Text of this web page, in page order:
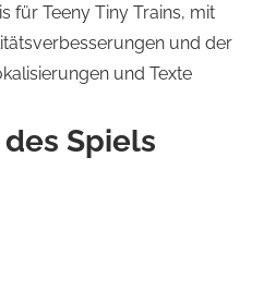
für Teeny Tiny Trains, mit
und der
und Texte
Spiels